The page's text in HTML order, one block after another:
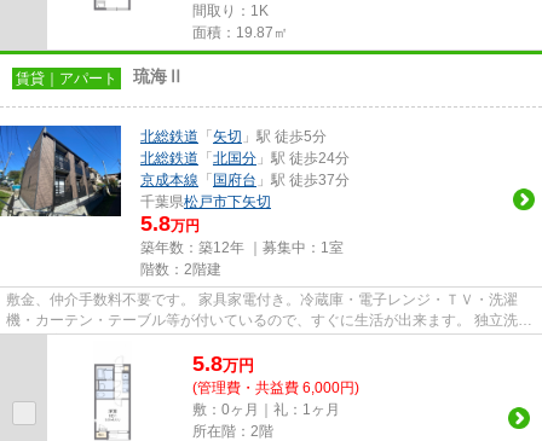
間取り：1K
面積：19.87㎡
賃貸｜アパート 琉海Ⅱ
北総鉄道 「 矢切 」駅 徒歩5分
北総鉄道 「 北国分 」駅 徒歩24分
京成本線 「 国府台 」駅 徒歩37分
千葉県松戸市下矢切
5.8万円
築年数：築12年 ｜募集中： 1室
階数：2階建
敷金、仲介手数料不要です。 家具家電付き。冷蔵庫・電子レンジ・ＴＶ・洗濯
機・カーテン・テーブル等が付いているので、すぐに生活が出来ます。 独立洗面
5.8万円
(管理費・共益費 6,000円)
敷：0ヶ月｜礼：1ヶ月
所在階：2階